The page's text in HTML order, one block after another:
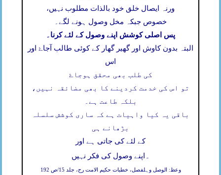
ورنہ ایصال خلق خود بالذات مطلوب نہیں،
خصوص جبکہ مخل وصول ہونے لگے۔
پس اصلی کوشش اپنے وصول کے لئے کرنا۔
البتہ بدون کاوش اور گھیر گھار کے کوئی طالب آجاۓ اور
اس
کی طلب بھی محقق ہوجاۓ
تو اس کی خدمت کردینے کا بھی مضائقہ نہیں،
بلکہ طاعت ہے۔
باقی یہ کیا واہیات ہے کہ ساری کوشش سلسلہ
بڑھانے ہی
کے لئے کی جاتی ہے اور
اپنے وصول کی فکر نہیں ۔
وعظ: الوصل وہلفصل، خطبات حکیم الامت رح، جلد 15/ص 192